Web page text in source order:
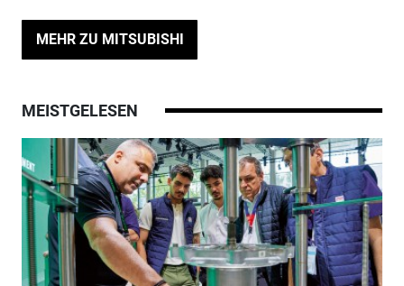
MEHR ZU MITSUBISHI
MEISTGELESEN